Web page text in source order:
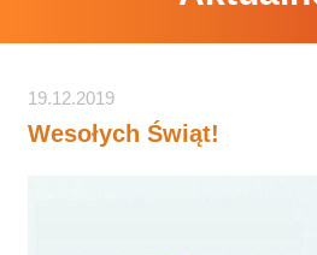
19.12.2019
Wesołych Świąt!